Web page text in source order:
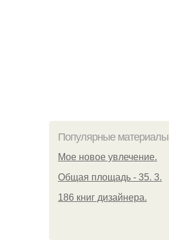
Популярные материалы
Мое новое увлечение.
Общая площадь - 35. 3.
186 книг дизайнера.